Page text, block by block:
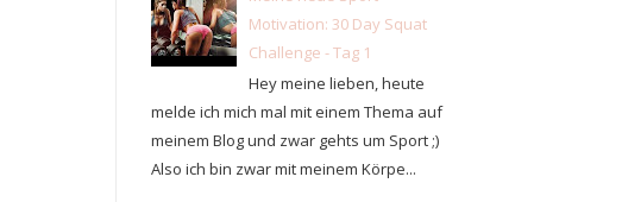
Motivation: 30 Day Squat
Challenge - Tag 1
Hey meine lieben, heute
melde ich mich mal mit einem Thema auf
meinem Blog und zwar gehts um Sport ;)
Also ich bin zwar mit meinem Körpe...